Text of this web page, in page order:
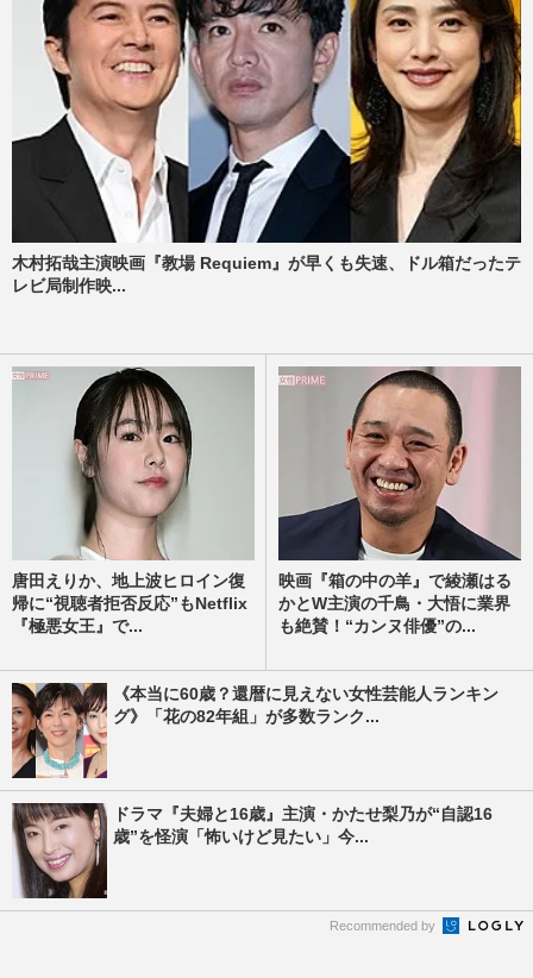
木村拓哉主演映画『教場 Requiem』が早くも失速、ドル箱だったテ
レビ局制作映...
唐田えりか、地上波ヒロイン復
帰に“視聴者拒否反応”もNetflix
『極悪女王』で...
映画『箱の中の羊』で綾瀬はる
かとW主演の千鳥・大悟に業界
も絶賛！“カンヌ俳優”の...
《本当に60歳？還暦に見えない女性芸能人ランキン
グ》「花の82年組」が多数ランク...
ドラマ『夫婦と16歳』主演・かたせ梨乃が“自認16
歳”を怪演「怖いけど見たい」今...
Recommended by